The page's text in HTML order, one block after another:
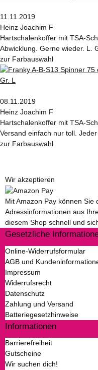
11.11.2019
Heinz Joachim F
Hartschalenkoffer mit TSA-
Abwicklung. Gerne wieder. L.
zur Farbauswahl
08.11.2019
Heinz Joachim F
Hartschalenkoffer mit TSA-
Versand einfach nur toll.
zur Farbauswahl
Wir akzeptieren
Mit Amazon Pay können Sie
Adressinformationen aus
diesem Shop schnell und
Gesetzliche
Online-Widerrufsformular
AGB und
Impressum
Widerrufsrecht
Datenschutz
Zahlung und Versand
Batteriegesetzhinweise
Informationen
Barrierefreiheit
Gutscheine
Wir suchen dich!